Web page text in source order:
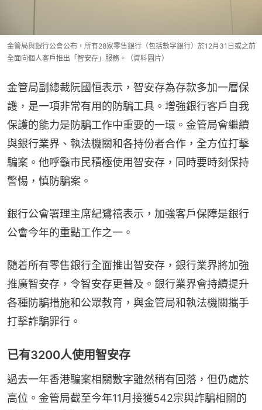
金管局與銀行公會公布，所有28家零售銀行（包括數字銀行）於12月31日或之前
全面向個人客戶推出「智安存」服務。（資料圖片）
金管局副總裁阮國恒表示，智安存為存款多加一層保
護，是一項非常有用的防騙工具。增強銀行客戶自我
保護的能力是防騙工作中重要的一環。金管局會繼續
與銀行業界、執法機關和各持份者合作，全方位打擊
騙案。他呼籲市民積極使用智安存，同時要時刻保持
警惕，慎防騙案。
銀行公會署理主席紀鷺禧表示，加強客戶保障是銀行
公會今年的重點工作之一。
隨着所有零售銀行全面推出智安存，銀行業界將加強
推廣智安存，令智安存更普及。銀行業界會持續提升
各種防騙措施和公眾教育，與金管局和執法機關攜手
打擊詐騙罪行。
已有3200人使用智安存
過去一年香港騙案相關數字雖然稍有回落，但仍處於
高位。金管局截至今年11月接獲542宗與詐騙相關的